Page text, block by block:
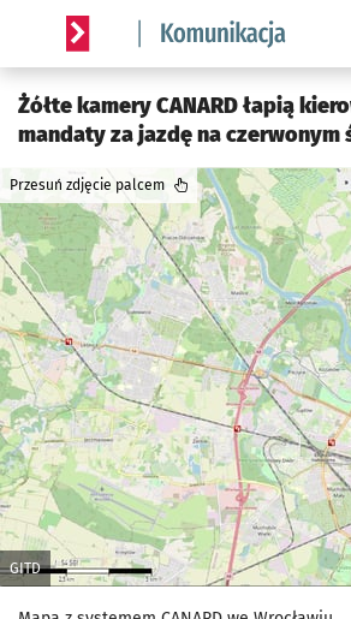
Serwis informacyjny wroclaw.pl
Żółte kamery CANARD łapią
mandaty za jazdę na czerwonym
GITD
Przesuń zdjęcie palcem